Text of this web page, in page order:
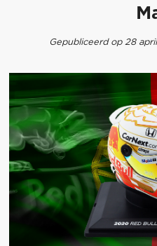
Gepubliceerd op 28